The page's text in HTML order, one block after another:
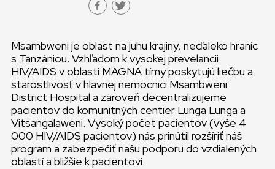
Msambweni je oblast na juhu krajiny, neďaleko hraníc
s Tanzániou. Vzhľadom k vysokej prevelancii
HIV/AIDS v oblasti MAGNA tímy poskytujú liečbu a
starostlivosť v hlavnej nemocnici Msambweni
District Hospital a zároveň decentralizujeme
pacientov do komunitných centier Lunga Lunga a
Vitsangalaweni. Vysoký počet pacientov (vyše 4
000 HIV/AIDS pacientov) nás prinútil rozšíriť náš
program a zabezpečiť našu podporu do vzdialených
oblastí a bližšie k pacientovi.